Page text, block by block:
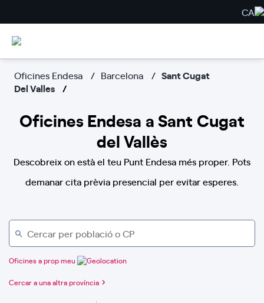
CA
Oficines Endesa Barcelona
Sant Cugat
Del Valles
Oficines Endesa a Sant Cugat
del Vallès
Descobreix on està el teu Punt Endesa més proper. Pots
demanar cita prèvia presencial per evitar esperes.
Oficines a prop meu
Cercar a una altra província